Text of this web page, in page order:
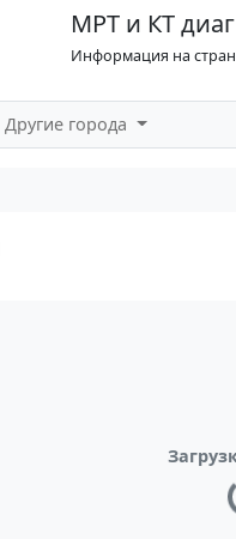
МРТ и КТ
Информация на
Другие города